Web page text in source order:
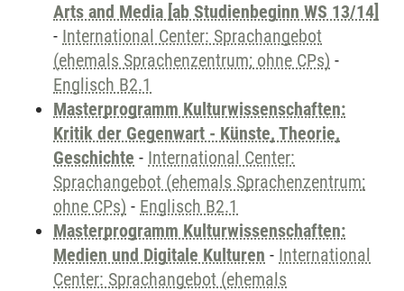
Arts and Media [ab Studienbeginn WS 13/14]
- International Center: Sprachangebot
(ehemals Sprachenzentrum; ohne CPs) -
Englisch B2.1
Masterprogramm Kulturwissenschaften:
Kritik der Gegenwart - Künste, Theorie,
Geschichte - International Center:
Sprachangebot (ehemals Sprachenzentrum;
ohne CPs) - Englisch B2.1
Masterprogramm Kulturwissenschaften:
Medien und Digitale Kulturen - International
Center: Sprachangebot (ehemals